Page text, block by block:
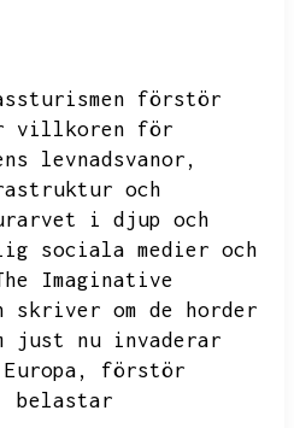
förstör
villkoren för
levnadsvanor,
och
i djup och
sociala medier och
Imaginative
skriver om de horder
just nu invaderar
förstör
belastar